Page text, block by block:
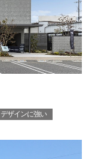
デザインに強い